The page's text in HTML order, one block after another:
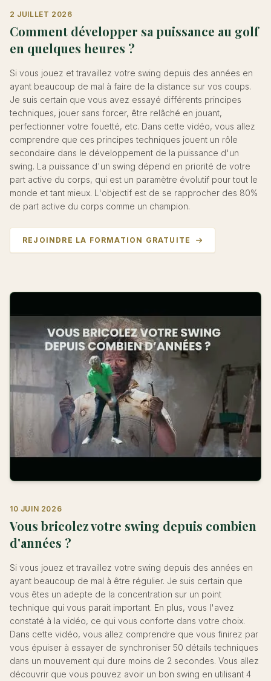
2 JUILLET 2026
Comment développer sa puissance au golf
en quelques heures ?
Si vous jouez et travaillez votre swing depuis des années en
ayant beaucoup de mal à faire de la distance sur vos coups.
Je suis certain que vous avez essayé différents principes
techniques, jouer sans forcer, être relâché en jouant,
perfectionner votre fouetté, etc. Dans cette vidéo, vous allez
comprendre que ces principes techniques jouent un rôle
secondaire dans le développement de la puissance d'un
swing. La puissance d'un swing dépend en priorité de votre
part active du corps, qui est un paramètre évolutif pour tout le
monde et tant mieux. L'objectif est de se rapprocher des 80%
de part active du corps comme un champion.
REJOINDRE LA FORMATION GRATUITE
10 JUIN 2026
Vous bricolez votre swing depuis combien
d'années ?
Si vous jouez et travaillez votre swing depuis des années en
ayant beaucoup de mal à être régulier. Je suis certain que
vous êtes un adepte de la concentration sur un point
technique qui vous parait important. En plus, vous l'avez
constaté à la vidéo, ce qui vous conforte dans votre choix.
Dans cette vidéo, vous allez comprendre que vous finirez par
vous épuiser à essayer de synchroniser 50 détails techniques
dans un mouvement qui dure moins de 2 secondes. Vous allez
découvrir que vous pouvez avoir un bon swing en utilisant 4